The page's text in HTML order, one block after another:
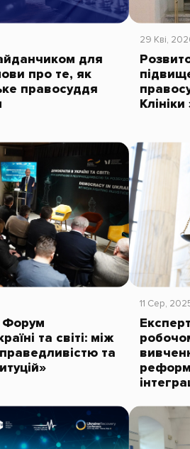
для
про те, як
правосуддя
29 Кві,
Форум
та світі: між
та
11 Сер,